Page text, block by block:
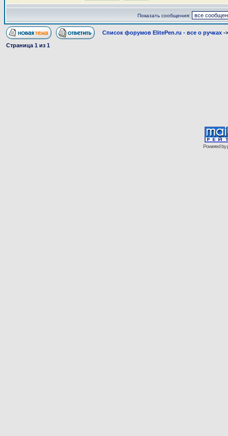
Показать сообщения:
Список форумов ElitePen.ru - все о ручках -
Страница 1 из 1
Powered by